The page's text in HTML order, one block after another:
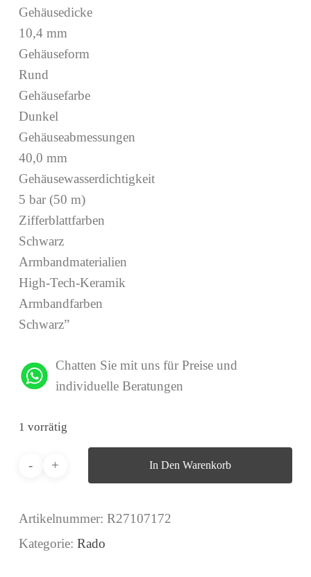
Gehäusedicke
10,4 mm
Gehäuseform
Rund
Gehäusefarbe
Dunkel
Gehäuseabmessungen
40,0 mm
Gehäusewasserdichtigkeit
5 bar (50 m)
Zifferblattfarben
Schwarz
Armbandmaterialien
High-Tech-Keramik
Armbandfarben
Schwarz”
Chatten Sie mit uns für Preise und
individuelle Beratungen
1 vorrätig
In Den Warenkorb
Artikelnummer: R27107172
Kategorie: Rado